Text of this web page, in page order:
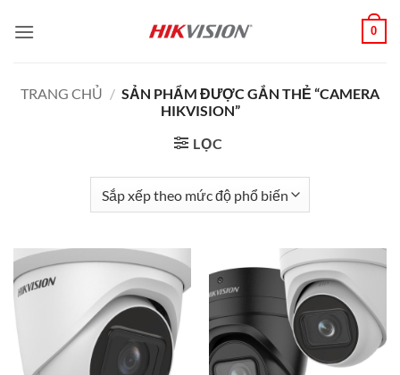
qua
0
TRANG CHỦ / SẢN PHẨM ĐƯỢC GẮN THẺ “CAMERA
HIKVISION”
LỌC